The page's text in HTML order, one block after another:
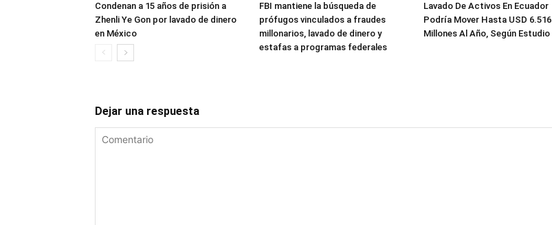
Condenan a 15 años de prisión a
Zhenli Ye Gon por lavado de dinero
en México
FBI mantiene la búsqueda de
prófugos vinculados a fraudes
millonarios, lavado de dinero y
estafas a programas federales
Lavado De Activos En Ecuador
Podría Mover Hasta USD 6.516
Millones Al Año, Según Estudio
Dejar una respuesta